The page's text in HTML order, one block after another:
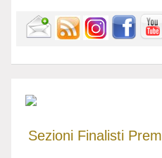
Sezioni Finalisti